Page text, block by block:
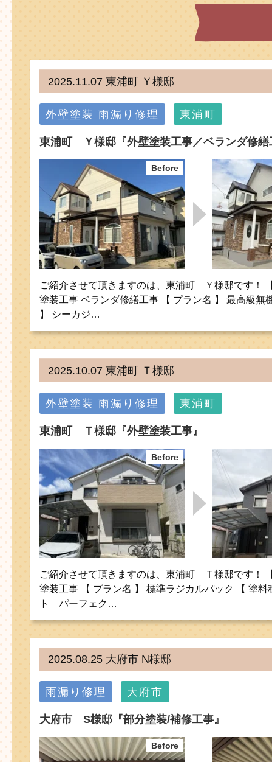
2025.11.07 東浦町 Ｙ様邸
外壁塗装 雨漏り修理 東浦町
東浦町 Ｙ様邸『外壁塗装工事／ベランダ修繕
ご紹介させて頂きますのは、東浦町 Ｙ様邸です！
塗装工事 ベランダ修繕工事 【 プラン名 】 最高級無
】 シーカジ…
2025.10.07 東浦町 Ｔ様邸
外壁塗装 雨漏り修理 東浦町
東浦町 Ｔ様邸『外壁塗装工事』
ご紹介させて頂きますのは、東浦町 Ｔ様邸です！
塗装工事 【 プラン名 】 標準ラジカルパック 【 塗料
ト パーフェク…
2025.08.25 大府市 N様邸
雨漏り修理 大府市
大府市 S様邸『部分塗装/補修工事』